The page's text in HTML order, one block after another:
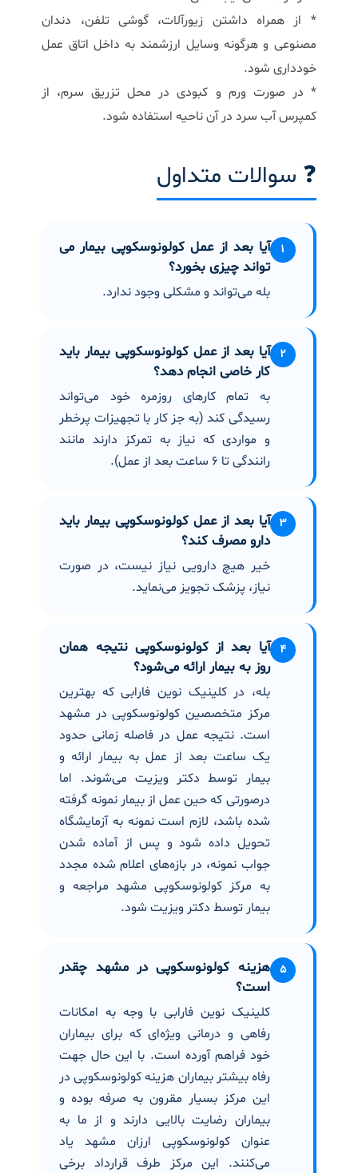
* از همراه داشتن زیورآلات، گوشی تلفن، دندان
مصنوعی و هرگونه وسایل ارزشمند به داخل اتاق عمل
خودداری شود.
* در صورت ورم و کبودی در محل تزریق سرم، از
کمپرس آب سرد در آن ناحیه استفاده شود.
❓ سوالات متداول
۱
آیا بعد از عمل کولونوسکوپی بیمار می
تواند چیزی بخورد؟
بله می‌تواند و مشکلی وجود ندارد.
۲
آیا بعد از عمل کولونوسکوپی بیمار باید
کار خاصی انجام دهد؟
به تمام کارهای روزمره خود می‌تواند
رسیدگی کند (به جز کار با تجهیزات پرخطر
و مواردی که نیاز به تمرکز دارند مانند
رانندگی تا ۶ ساعت بعد از عمل).
۳
آیا بعد از عمل کولونوسکوپی بیمار باید
دارو مصرف کند؟
خیر هیچ دارویی نیاز نیست، در صورت
نیاز، پزشک تجویز می‌نماید.
۴
آیا بعد از کولونوسکوپی نتیجه همان
روز به بیمار ارائه می‌شود؟
بله، در کلینیک نوین فارابی که بهترین
مرکز متخصصین کولونوسکوپی در مشهد
است. نتیجه عمل در فاصله زمانی حدود
یک ساعت بعد از عمل به بیمار ارائه و
بیمار توسط دکتر ویزیت می‌شوند. اما
درصورتی که حین عمل از بیمار نمونه گرفته
شده باشد، لازم است نمونه به آزمایشگاه
تحویل داده شود و پس از آماده شدن
جواب نمونه، در بازه‌های اعلام شده مجدد
به مرکز کولونوسکوپی مشهد مراجعه و
بیمار توسط دکتر ویزیت شود.
۵
هزینه کولونوسکوپی در مشهد چقدر
است؟
کلینیک نوین فارابی با وجه به امکانات
رفاهی و درمانی ویژه‌ای که برای بیماران
خود فراهم آورده است. با این حال جهت
رفاه بیشتر بیماران هزینه کولونوسکوپی در
این مرکز بسیار مقرون به صرفه بوده و
بیماران رضایت بالایی دارند و از ما به
عنوانکولونوسکوپی ارزان مشهدیاد
می‌کنند. این مرکز طرف قرارداد برخی